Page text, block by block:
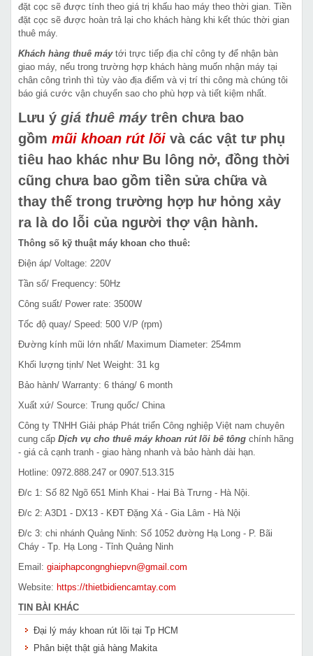
đặt cọc sẽ được tính theo giá trị khấu hao máy theo thời gian. Tiền
đặt cọc sẽ được hoàn trả lại cho khách hàng khi kết thúc thời gian
thuê máy.
Khách hàng thuê máytới trực tiếp địa chỉ công ty để nhận bàn
giao máy, nếu trong trường hợp khách hàng muốn nhận máy tại
chân công trình thì tùy vào địa điểm và vị trí thi công mà chúng tôi
báo giá cước vận chuyển sao cho phù hợp và tiết kiệm nhất.
Lưu ý giá thuê máytrên chưa bao
gồm mũi khoan rút lõi và các vật tư phụ
tiêu hao khác như Bu lông nở, đồng thời
cũng chưa bao gồm tiền sửa chữa và
thay thế trong trường hợp hư hỏng xảy
ra là do lỗi của người thợ vận hành.
Thông số kỹ thuật máy khoan cho thuê:
Điện áp/ Voltage: 220V
Tần số/ Frequency: 50Hz
Công suất/ Power rate: 3500W
Tốc độ quay/ Speed: 500 V/P (rpm)
Đường kính mũi lớn nhất/ Maximum Diameter: 254mm
Khối lượng tịnh/ Net Weight: 31 kg
Bảo hành/ Warranty: 6 tháng/ 6 month
Xuất xứ/ Source: Trung quốc/ China
Công ty TNHH Giải pháp Phát triển Công nghiệp Việt nam chuyên
cung cấp Dịch vụ cho thuê máy khoan rút lõi bê tông chính hãng
- giá cả cạnh tranh - giao hàng nhanh và bảo hành dài hạn.
Hotline: 0972.888.247 or 0907.513.315
Đ/c 1: Số 82 Ngõ 651 Minh Khai - Hai Bà Trưng - Hà Nội.
Đ/c 2: A3D1 - DX13 - KĐT Đặng Xá - Gia Lâm - Hà Nội
Đ/c 3: chi nhánh Quảng Ninh: Số 1052 đường Hạ Long - P. Bãi
Cháy - Tp. Hạ Long - Tỉnh Quảng Ninh
Email: giaiphapcongnghiepvn@gmail.com
Website: https://thietbidiencamtay.com
TIN BÀI KHÁC
Đại lý máy khoan rút lõi tại Tp HCM
Phân biệt thật giả hàng Makita